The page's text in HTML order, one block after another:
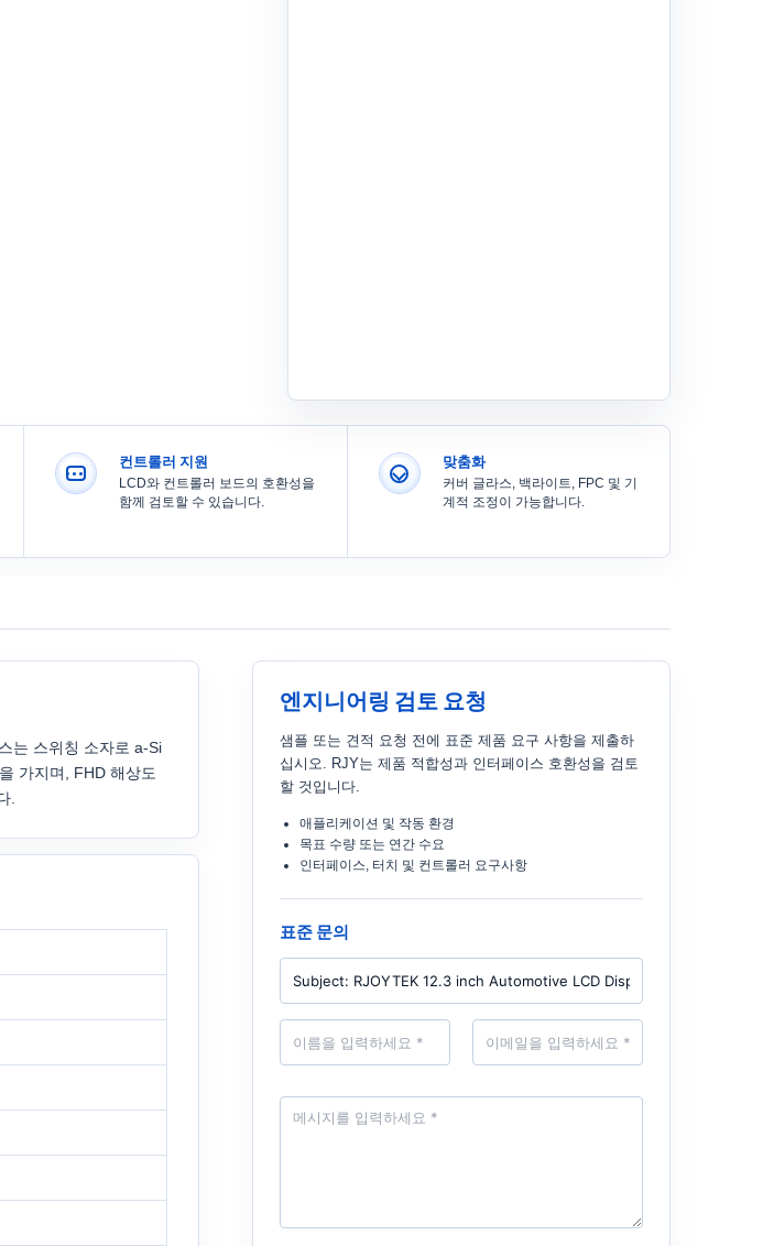
컨트롤러 지원
LCD와 컨트롤러 보드의 호환성을
함께 검토할 수 있습니다.
맞춤화
커버 글라스, 백라이트, FPC 및 기
계적 조정이 가능합니다.
는 스위칭 소자로 a-Si
가지며, FHD 해상도
.
엔지니어링 검토 요청
샘플 또는 견적 요청 전에 표준 제품 요구 사항을 제출하
십시오. RJY는 제품 적합성과 인터페이스 호환성을 검토
할 것입니다.
애플리케이션 및 작동 환경
목표 수량 또는 연간 수요
인터페이스, 터치 및 컨트롤러 요구사항
표준 문의
P
o
d
N
m
*
E
a
l
M
*